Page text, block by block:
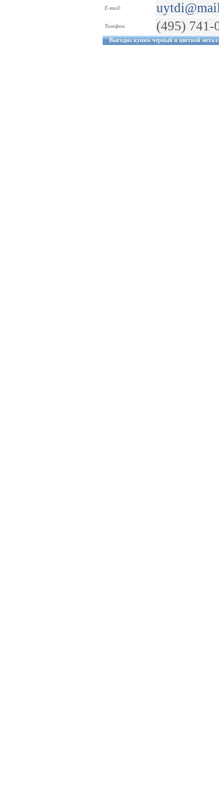
E-mail:
Телефон: (495) 741-
Выгодно купим черный и цветной